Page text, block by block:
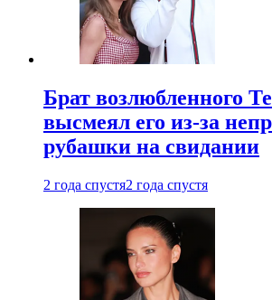
Брат возлюбленного
высмеял его из-за
рубашки на свидании
2 года спустя2 года спустя